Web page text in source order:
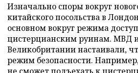
Изначально споры вокруг
китайского посольства в
основном вокруг режима
цистерцианским руинам. МВД
Великобритании настаивали,
режим безопасности.